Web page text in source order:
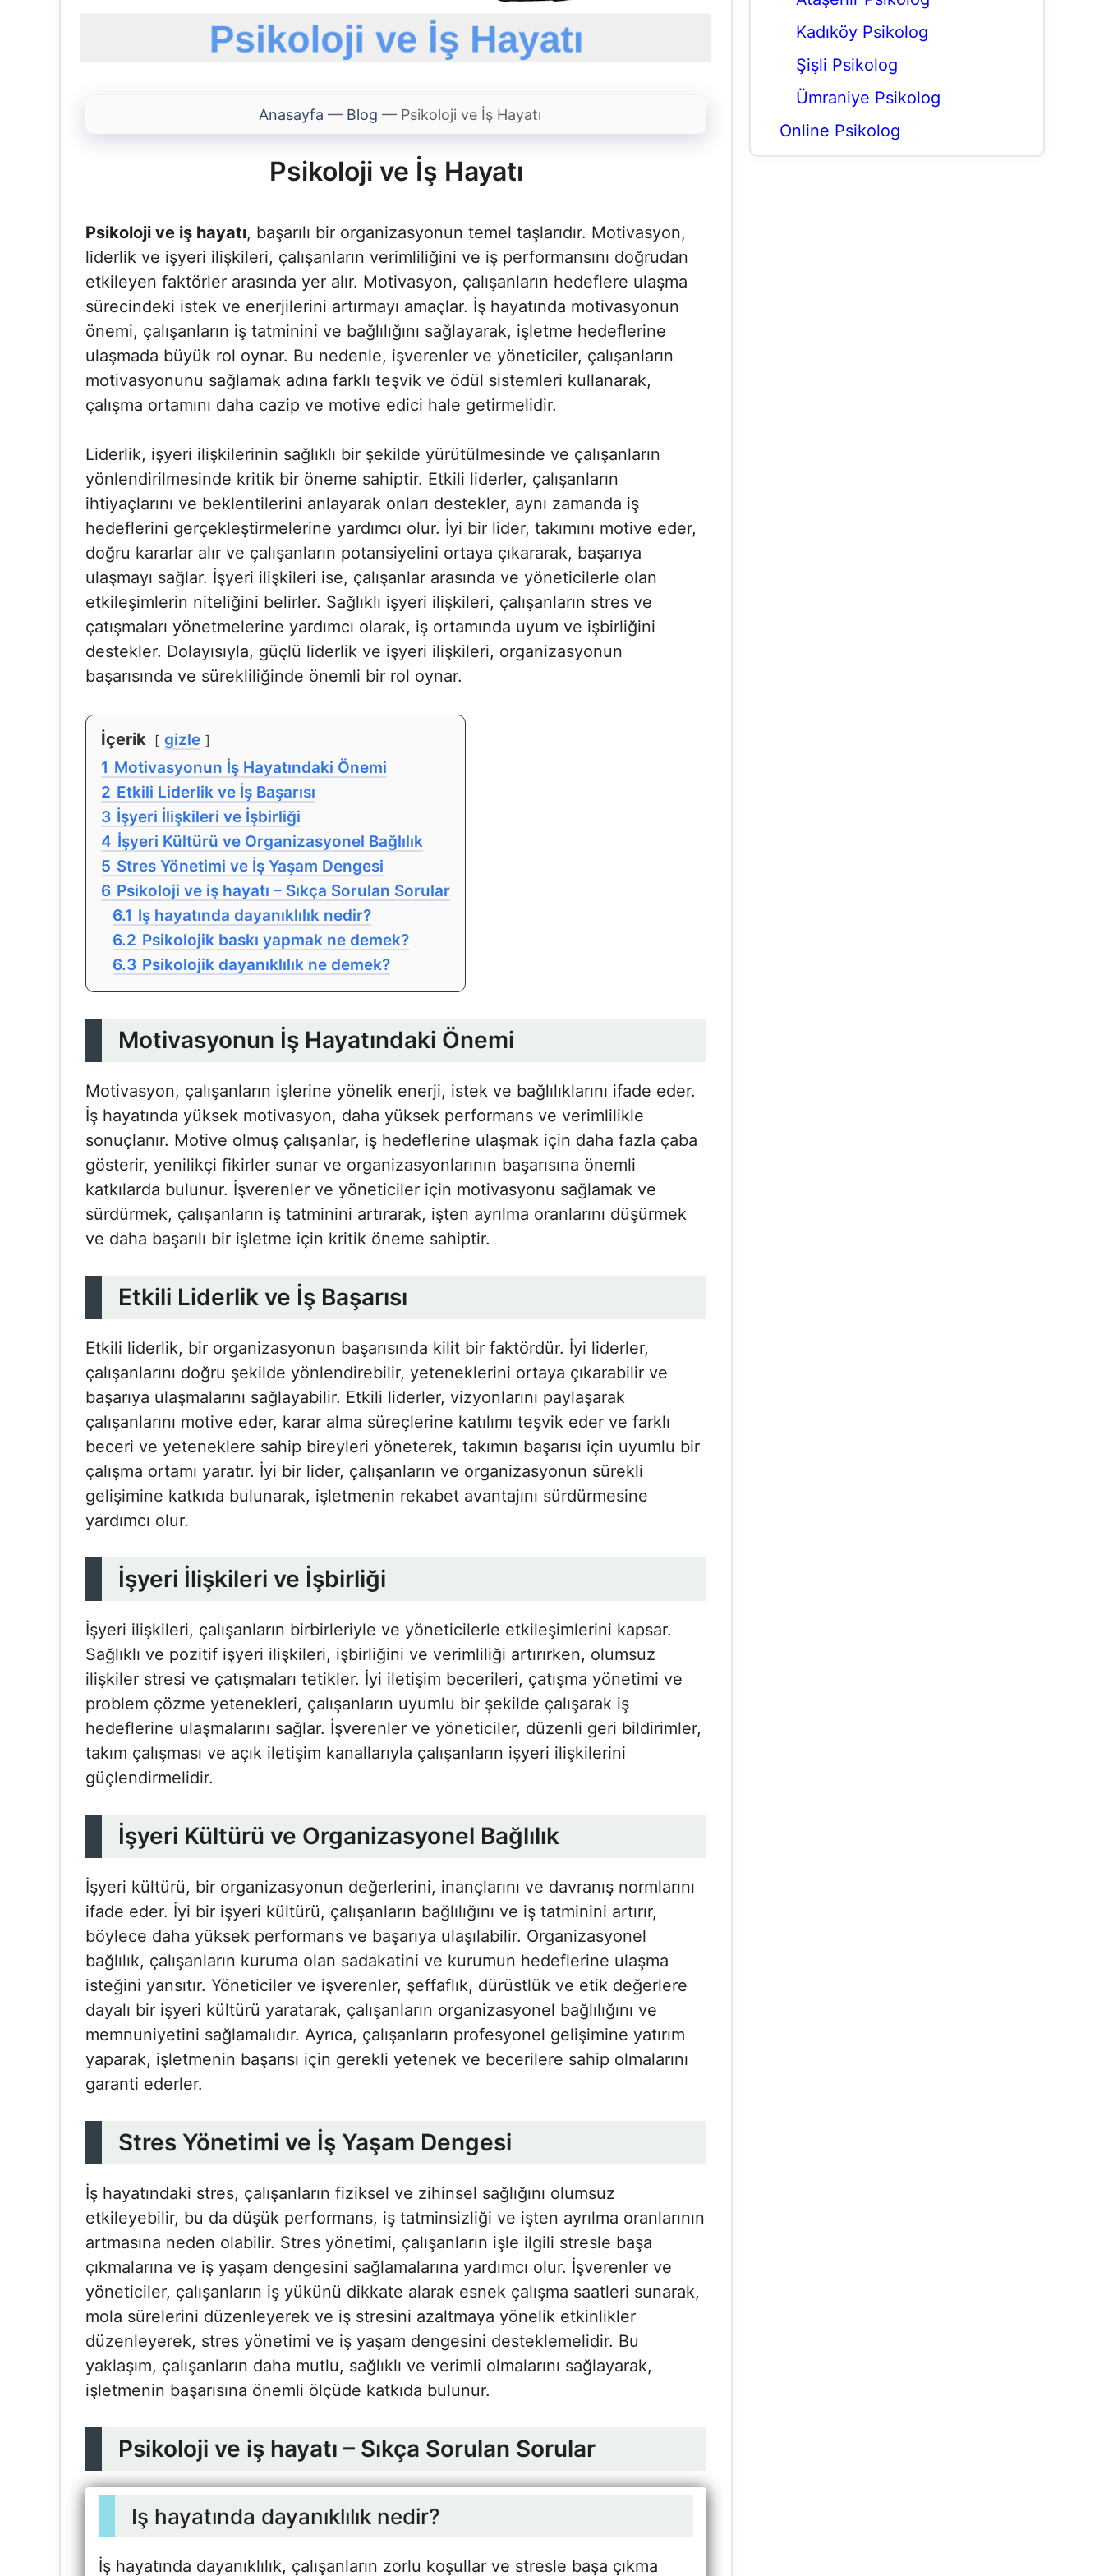
Anasayfa — Blog — Psikoloji ve İş Hayatı
Psikoloji ve İş Hayatı
Psikoloji ve iş hayatı, başarılı bir organizasyonun temel taşlarıdır. Motivasyon,
liderlik ve işyeri ilişkileri, çalışanların verimliliğini ve iş performansını doğrudan
etkileyen faktörler arasında yer alır. Motivasyon, çalışanların hedeflere ulaşma
sürecindeki istek ve enerjilerini artırmayı amaçlar. İş hayatında motivasyonun
önemi, çalışanların iş tatminini ve bağlılığını sağlayarak, işletme hedeflerine
ulaşmada büyük rol oynar. Bu nedenle, işverenler ve yöneticiler, çalışanların
motivasyonunu sağlamak adına farklı teşvik ve ödül sistemleri kullanarak,
çalışma ortamını daha cazip ve motive edici hale getirmelidir.
Liderlik, işyeri ilişkilerinin sağlıklı bir şekilde yürütülmesinde ve çalışanların
yönlendirilmesinde kritik bir öneme sahiptir. Etkili liderler, çalışanların
ihtiyaçlarını ve beklentilerini anlayarak onları destekler, aynı zamanda iş
hedeflerini gerçekleştirmelerine yardımcı olur. İyi bir lider, takımını motive eder,
doğru kararlar alır ve çalışanların potansiyelini ortaya çıkararak, başarıya
ulaşmayı sağlar. İşyeri ilişkileri ise, çalışanlar arasında ve yöneticilerle olan
etkileşimlerin niteliğini belirler. Sağlıklı işyeri ilişkileri, çalışanların stres ve
çatışmaları yönetmelerine yardımcı olarak, iş ortamında uyum ve işbirliğini
destekler. Dolayısıyla, güçlü liderlik ve işyeri ilişkileri, organizasyonun
başarısında ve sürekliliğinde önemli bir rol oynar.
İçerik
gizle
1 Motivasyonun İş Hayatındaki Önemi
2 Etkili Liderlik ve İş Başarısı
3 İşyeri İlişkileri ve İşbirliği
4 İşyeri Kültürü ve Organizasyonel Bağlılık
5 Stres Yönetimi ve İş Yaşam Dengesi
6 Psikoloji ve iş hayatı – Sıkça Sorulan Sorular
6.1 Iş hayatında dayanıklılık nedir?
6.2 Psikolojik baskı yapmak ne demek?
6.3 Psikolojik dayanıklılık ne demek?
Motivasyonun İş Hayatındaki Önemi
Motivasyon, çalışanların işlerine yönelik enerji, istek ve bağlılıklarını ifade eder.
İş hayatında yüksek motivasyon, daha yüksek performans ve verimlilikle
sonuçlanır. Motive olmuş çalışanlar, iş hedeflerine ulaşmak için daha fazla çaba
gösterir, yenilikçi fikirler sunar ve organizasyonlarının başarısına önemli
katkılarda bulunur. İşverenler ve yöneticiler için motivasyonu sağlamak ve
sürdürmek, çalışanların iş tatminini artırarak, işten ayrılma oranlarını düşürmek
ve daha başarılı bir işletme için kritik öneme sahiptir.
Etkili Liderlik ve İş Başarısı
Etkili liderlik, bir organizasyonun başarısında kilit bir faktördür. İyi liderler,
çalışanlarını doğru şekilde yönlendirebilir, yeteneklerini ortaya çıkarabilir ve
başarıya ulaşmalarını sağlayabilir. Etkili liderler, vizyonlarını paylaşarak
çalışanlarını motive eder, karar alma süreçlerine katılımı teşvik eder ve farklı
beceri ve yeteneklere sahip bireyleri yöneterek, takımın başarısı için uyumlu bir
çalışma ortamı yaratır. İyi bir lider, çalışanların ve organizasyonun sürekli
gelişimine katkıda bulunarak, işletmenin rekabet avantajını sürdürmesine
yardımcı olur.
İşyeri İlişkileri ve İşbirliği
İşyeri ilişkileri, çalışanların birbirleriyle ve yöneticilerle etkileşimlerini kapsar.
Sağlıklı ve pozitif işyeri ilişkileri, işbirliğini ve verimliliği artırırken, olumsuz
ilişkiler stresi ve çatışmaları tetikler. İyi iletişim becerileri, çatışma yönetimi ve
problem çözme yetenekleri, çalışanların uyumlu bir şekilde çalışarak iş
hedeflerine ulaşmalarını sağlar. İşverenler ve yöneticiler, düzenli geri bildirimler,
takım çalışması ve açık iletişim kanallarıyla çalışanların işyeri ilişkilerini
güçlendirmelidir.
İşyeri Kültürü ve Organizasyonel Bağlılık
İşyeri kültürü, bir organizasyonun değerlerini, inançlarını ve davranış normlarını
ifade eder. İyi bir işyeri kültürü, çalışanların bağlılığını ve iş tatminini artırır,
böylece daha yüksek performans ve başarıya ulaşılabilir. Organizasyonel
bağlılık, çalışanların kuruma olan sadakatini ve kurumun hedeflerine ulaşma
isteğini yansıtır. Yöneticiler ve işverenler, şeffaflık, dürüstlük ve etik değerlere
dayalı bir işyeri kültürü yaratarak, çalışanların organizasyonel bağlılığını ve
memnuniyetini sağlamalıdır. Ayrıca, çalışanların profesyonel gelişimine yatırım
yaparak, işletmenin başarısı için gerekli yetenek ve becerilere sahip olmalarını
garanti ederler.
Stres Yönetimi ve İş Yaşam Dengesi
İş hayatındaki stres, çalışanların fiziksel ve zihinsel sağlığını olumsuz
etkileyebilir, bu da düşük performans, iş tatminsizliği ve işten ayrılma oranlarının
artmasına neden olabilir. Stres yönetimi, çalışanların işle ilgili stresle başa
çıkmalarına ve iş yaşam dengesini sağlamalarına yardımcı olur. İşverenler ve
yöneticiler, çalışanların iş yükünü dikkate alarak esnek çalışma saatleri sunarak,
mola sürelerini düzenleyerek ve iş stresini azaltmaya yönelik etkinlikler
düzenleyerek, stres yönetimi ve iş yaşam dengesini desteklemelidir. Bu
yaklaşım, çalışanların daha mutlu, sağlıklı ve verimli olmalarını sağlayarak,
işletmenin başarısına önemli ölçüde katkıda bulunur.
Psikoloji ve iş hayatı – Sıkça Sorulan Sorular
Iş hayatında dayanıklılık nedir?
İş hayatında dayanıklılık, çalışanların zorlu koşullar ve stresle başa çıkma
Kadıköy Psikolog
Şişli Psikolog
Ümraniye Psikolog
Online Psikolog